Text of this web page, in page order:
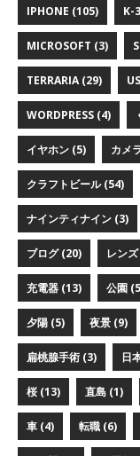
IPHONE (105) K-
MICROSOFT (3)
TERRARIA (29)
WORDPRESS (4)
イヤホン (5) カメ
クラフトビール (54)
ナインティナイン (3)
ブログ (20) レン
充電器 (13) 公園
夕陽 (5) 夜景 (9)
扁桃腺手術 (3) 日
桜 (13) 直島 (1)
車 (4) 転職 (6)